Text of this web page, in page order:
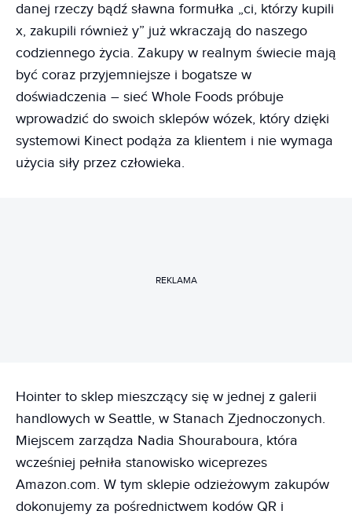
danej rzeczy bądź sławna formułka „ci, którzy kupili
x, zakupili również y” już wkraczają do naszego
codziennego życia. Zakupy w realnym świecie mają
być coraz przyjemniejsze i bogatsze w
doświadczenia – sieć Whole Foods próbuje
wprowadzić do swoich sklepów wózek, który dzięki
systemowi Kinect podąża za klientem i nie wymaga
użycia siły przez człowieka.
REKLAMA
Hointer to sklep mieszczący się w jednej z galerii
handlowych w Seattle, w Stanach Zjednoczonych.
Miejscem zarządza Nadia Shouraboura, która
wcześniej pełniła stanowisko wiceprezes
Amazon.com. W tym sklepie odzieżowym zakupów
dokonujemy za pośrednictwem kodów QR i